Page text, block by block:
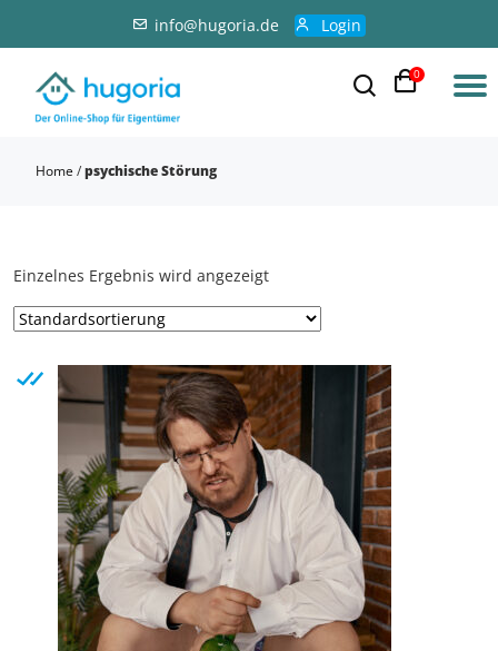
info@hugoria.de Login
0
Home /psychische Störung
Einzelnes Ergebnis wird angezeigt